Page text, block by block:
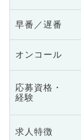
早番／遅番
オンコール
応募資格・
経験
求人特徴